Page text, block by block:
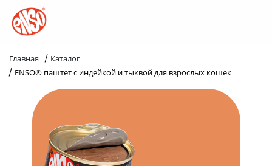
Главная / Каталог
/ ENSO® паштет с индейкой и тыквой для взрослых кошек